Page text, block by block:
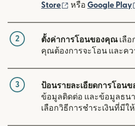
Store
(เปิดในหน้าต่างให
หรือ Google Play
2 ตั้งค่าการโอนของคุณ เลือ
คุณต้องการจะโอน และคว
3 ป้อนรายละเอียดการโอน
ข้อมูลติดต่อ และข้อมูลธน
เลือกวิธีการชำระเงินที่มีใ